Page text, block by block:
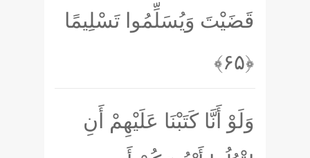
قَضَيْتَ وَيُسَلِّمُوا تَسْلِيمًا
﴿۶۵﴾
وَلَوْ أَنَّا كَتَبْنَا عَلَيْهِمْ أَنِ